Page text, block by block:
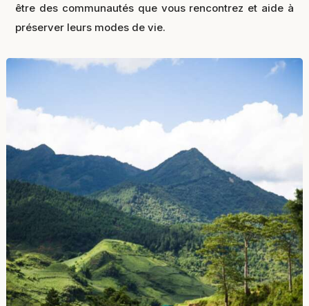
être des communautés que vous rencontrez et aide à
préserver leurs modes de vie.